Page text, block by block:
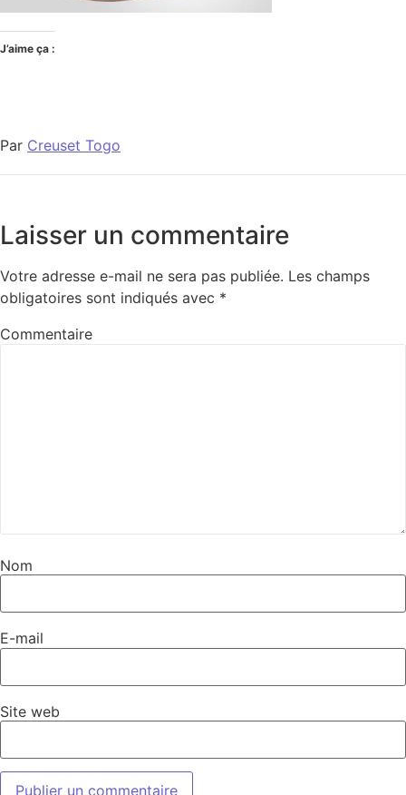
J’aime ça :
Par Creuset Togo
Laisser un commentaire
Votre adresse e-mail ne sera pas publiée. Les champs
obligatoires sont indiqués avec *
Commentaire
Nom
E-mail
Site web